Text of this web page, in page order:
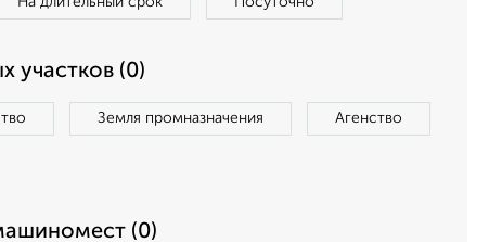
участков (0)
Земля промназначения Агенство
(0)